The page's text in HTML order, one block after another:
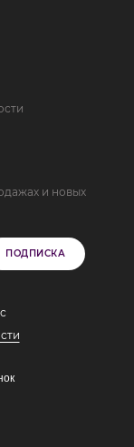
и новых
ПОДПИСКА